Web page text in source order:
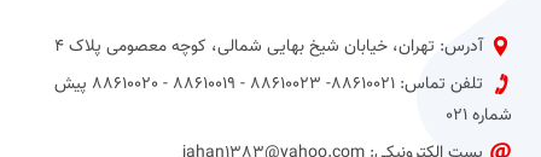
آدرس: تهران، خیابان شیخ بهایی شمالی، کوچه معصومی پلاک 4
تلفن تماس: 88610021- 88610023 - 88610019 - 88610020 پیش
شماره 021